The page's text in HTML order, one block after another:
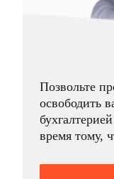
Позвольте
освободить
время тому,